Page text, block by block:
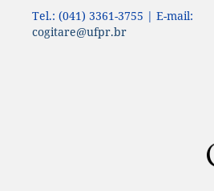
Tel.: (041) 3361-3755 | E-mail:
cogitare@ufpr.br